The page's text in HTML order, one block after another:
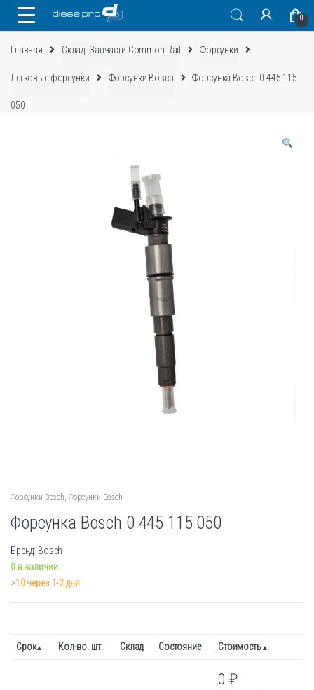
0
Главная Склад: Запчасти Common Rail Форсунки
Легковые форсунки Форсунки Bosch Форсунка Bosch 0 445 115
050
Форсунки Bosch, Форсунки Bosch
Форсунка Bosch 0 445 115 050
Бренд: Bosch
0 в наличии
>10 через 1-2 дня
Срок Кол-во. шт. Склад Состояние Стоимость
0 ₽